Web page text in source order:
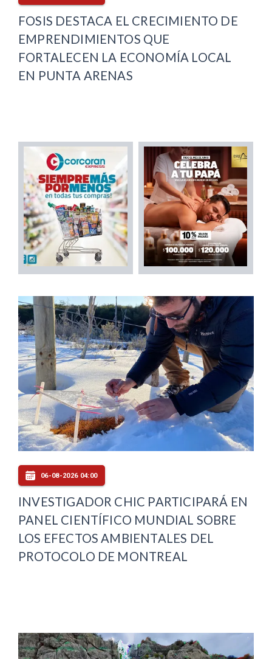
FOSIS DESTACA EL CRECIMIENTO DE
EMPRENDIMIENTOS QUE
FORTALECEN LA ECONOMÍA LOCAL
EN PUNTA ARENAS
06-08-2026 04:00
INVESTIGADOR CHIC PARTICIPARÁ EN
PANEL CIENTÍFICO MUNDIAL SOBRE
LOS EFECTOS AMBIENTALES DEL
PROTOCOLO DE MONTREAL